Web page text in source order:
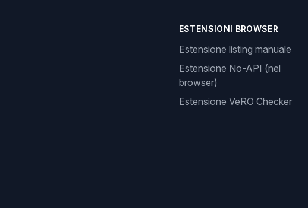
ESTENSIONI BROWSER
Estensione listing manuale
Estensione No-API (nel
browser)
Estensione VeRO Checker